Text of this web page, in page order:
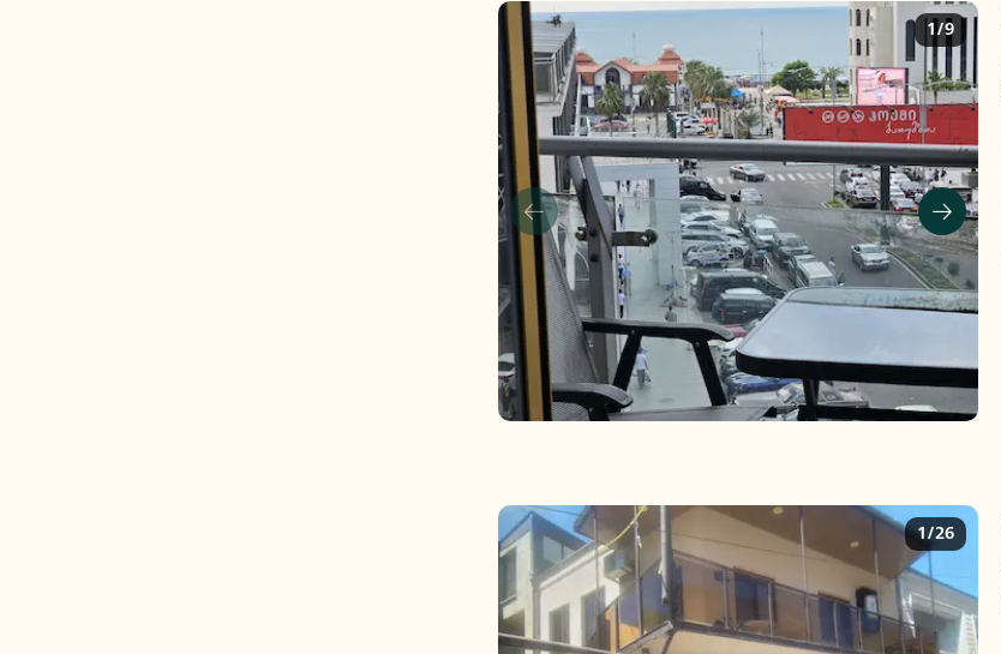
1/9
1/26